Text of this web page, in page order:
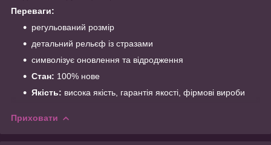
Переваги:
регульований розмір
детальний рельєф із стразами
символізує оновлення та відродження
Стан: 100% нове
Якість: висока якість, гарантія якості, фірмові вироби
Приховати